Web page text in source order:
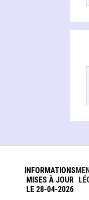
INFORMATIONS
MISES À JOUR
LE 28-04-2026